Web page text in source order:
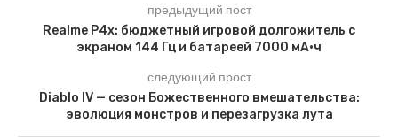
предыдущий пост
Realme P4x: бюджетный игровой долгожитель с
экраном 144 Гц и батареей 7000 мА·ч
следующий прост
Diablo IV — сезон Божественного вмешательства:
эволюция монстров и перезагрузка лута